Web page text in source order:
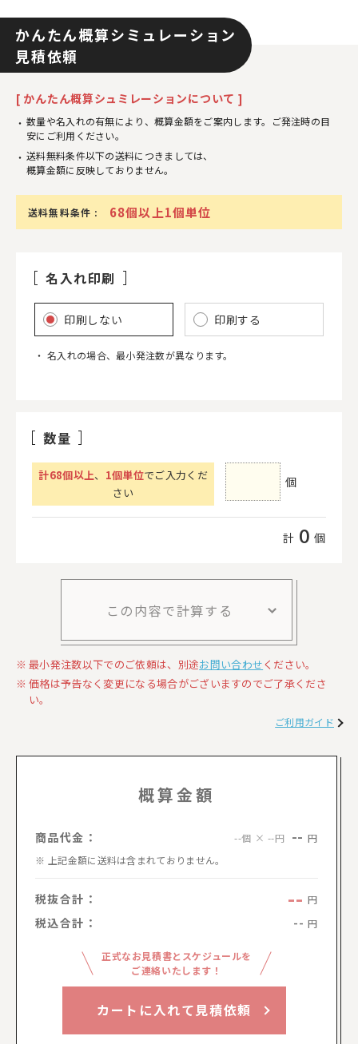
かんたん概算シミュレーション
見積依頼
[ かんたん概算シュミレーションについて ]
数量や名入れの有無により、概算金額をご案内します。ご発注時の目
安にご利用ください。
送料無料条件以下の送料につきましては、
概算金額に反映しておりません。
送料無料条件 : 68個以上1個単位
名入れ印刷
印刷しない 印刷する
名入れの場合、最小発注数が異なります。
数量
計68個以上、 1個単位でご入力くだ
さい
個
計 0 個
この内容で計算する
最小発注数以下でのご依頼は、別途お問い合わせください。
価格は予告なく変更になる場合がございますのでご了承くださ
い。
ご利用ガイド
概算金額
商品代金： --個 × --円 -- 円
上記金額に送料は含まれておりません。
税抜合計： -- 円
税込合計： -- 円
正式なお見積書とスケジュールを
ご連絡いたします！
カートに入れて見積依頼